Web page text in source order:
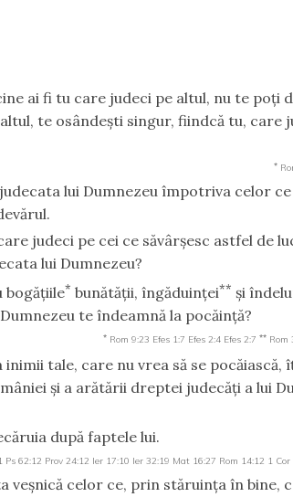
ai fi tu care judeci pe altul, nu te poţi
te osândeşti singur, fiindcă tu, care
*
lui Dumnezeu împotriva celor
judeci pe cei ce săvârşesc astfel de
lui Dumnezeu?
bogăţiile* bunătăţii, îngăduinţei** şi
te îndeamnă la pocăinţă?
* Rom 9:23 Efes 1:7 Efes 2:4 Efes 2:7 ** Rom
tale, care nu vrea să se pocăiască,
şi a arătării dreptei judecăţi a lui
după faptele lui.
Ps 62:12 Prov 24:12 Ier 17:10 Ier 32:19 Mat 16:27 Rom 14:12 1 Cor
veşnică celor ce, prin stăruinţa în bine,